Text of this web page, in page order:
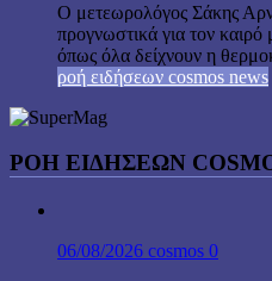
Ο μετεωρολόγος Σάκης
προγνωστικά για τον καιρό
όπως όλα δείχνουν η
ροή ειδήσεων cosmos news
ΡΟΉ ΕΙΔΉΣΕΩΝ
06/08/2026 cosmos 0